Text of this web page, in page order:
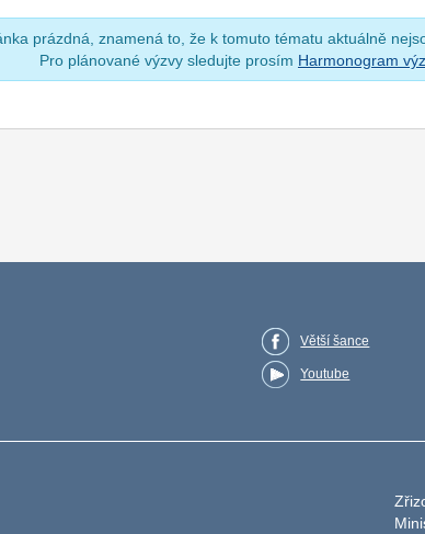
prázdná, znamená to, že k tomuto tématu aktuálně
Pro plánované výzvy sledujte prosím Harmonogram
Větší šance
Youtube